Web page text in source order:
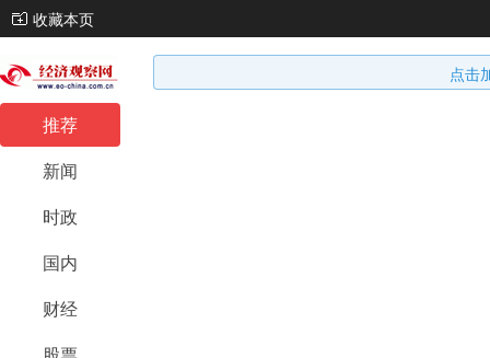
收藏本页
推荐
新闻
时政
国内
财经
点击